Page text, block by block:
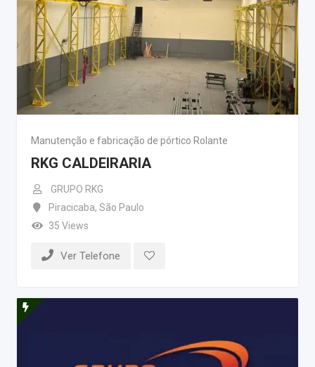
Manutenção e fabricação de pórtico Rolante
RKG CALDEIRARIA
GRUPO RKG
Piracicaba, São Paulo
35 Views
Ver Telefone